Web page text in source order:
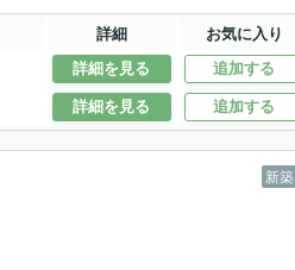
詳細 お気に入り
詳細を見る 追加する
詳細を見る 追加する
新築